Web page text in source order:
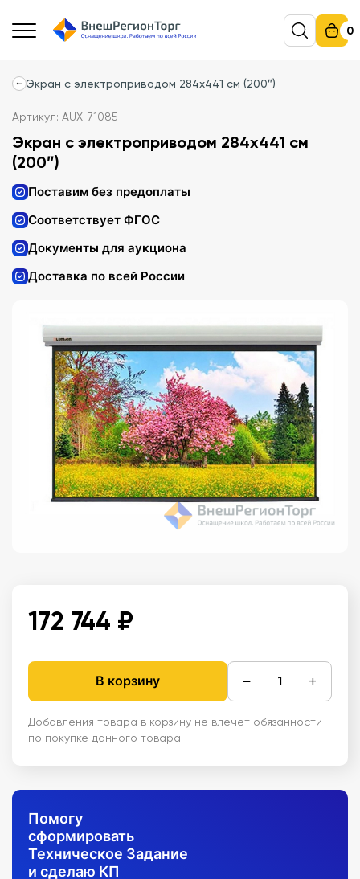
0
Экран с электроприводом 284x441 см (200″)
Артикул: AUX-71085
Экран с электроприводом 284x441 см
(200″)
Поставим без предоплаты
Соответствует ФГОС
Документы для аукциона
Доставка по всей России
172 744 ₽
В корзину − +
Добавления товара в корзину не влечет обязанности
по покупке данного товара
Помогу
сформировать
Техническое Задание
и сделаю КП